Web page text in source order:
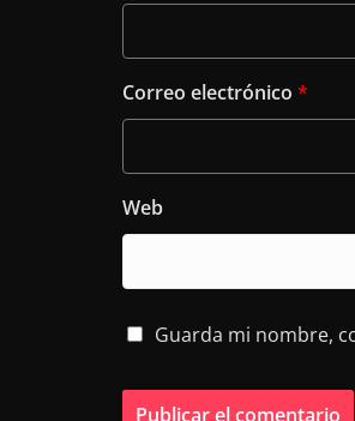
Correo electrónico *
Web
Guarda mi nombre,